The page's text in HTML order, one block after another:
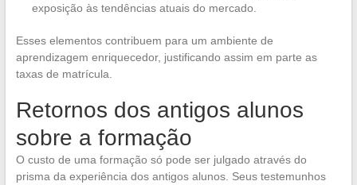
exposição às tendências atuais do mercado.
Esses elementos contribuem para um ambiente de
aprendizagem enriquecedor, justificando assim em parte as
taxas de matrícula.
Retornos dos antigos alunos
sobre a formação
O custo de uma formação só pode ser julgado através do
prisma da experiência dos antigos alunos. Seus testemunhos